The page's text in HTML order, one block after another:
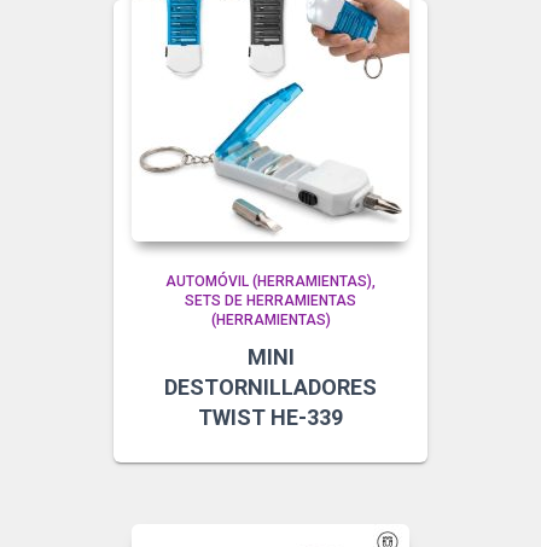
AUTOMÓVIL (HERRAMIENTAS)
SETS DE HERRAMIENTAS
(HERRAMIENTAS)
MINI
DESTORNILLADORES
TWIST HE-339